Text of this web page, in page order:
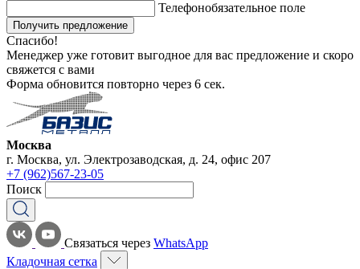
Телефонобязательное поле
Получить предложение
Спасибо!
Менеджер уже готовит выгодное для вас предложение и скоро
свяжется с вами
Форма обновится повторно через 6 сек.
Москва
г. Москва, ул. Электрозаводская, д. 24, офис 207
+7 (962)567-23-05
Поиск
Связаться через WhatsApp
Кладочная сетка